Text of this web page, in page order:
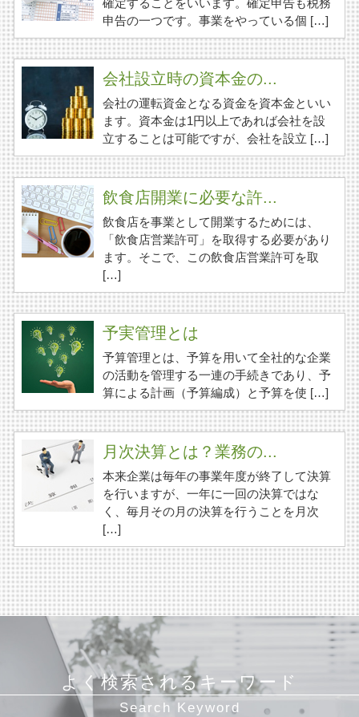
申告の一つです。事業をやっている個 […]
会社設立時の資本金の...
会社の運転資金となる資金を資本金といい
ます。資本金は1円以上であれば会社を設
立することは可能ですが、会社を設立 […]
飲食店開業に必要な許...
飲食店を事業として開業するためには、
「飲食店営業許可」を取得する必要があり
ます。そこで、この飲食店営業許可を取
[…]
予実管理とは
予算管理とは、予算を用いて全社的な企業
の活動を管理する一連の手続きであり、予
算による計画（予算編成）と予算を使 […]
月次決算とは？業務の...
本来企業は毎年の事業年度が終了して決算
を行いますが、一年に一回の決算ではな
く、毎月その月の決算を行うことを月次
[…]
よく検索されるキーワード
Search Keyword